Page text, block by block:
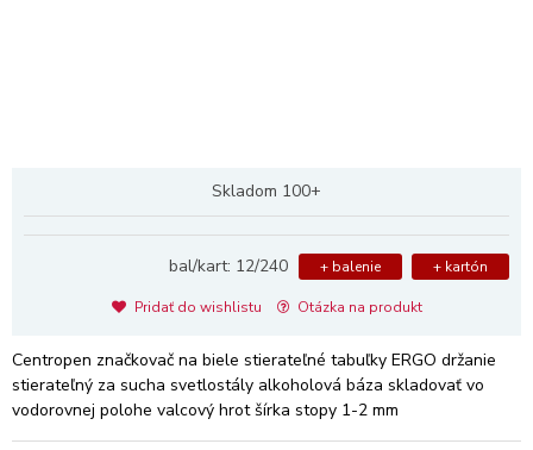
Skladom 100+
bal/kart: 12/240 + balenie + kartón
Pridať do wishlistu Otázka na produkt
Centropen značkovač na biele stierateľné tabuľky ERGO držanie
stierateľný za sucha svetlostály alkoholová báza skladovať vo
vodorovnej polohe valcový hrot šírka stopy 1-2 mm